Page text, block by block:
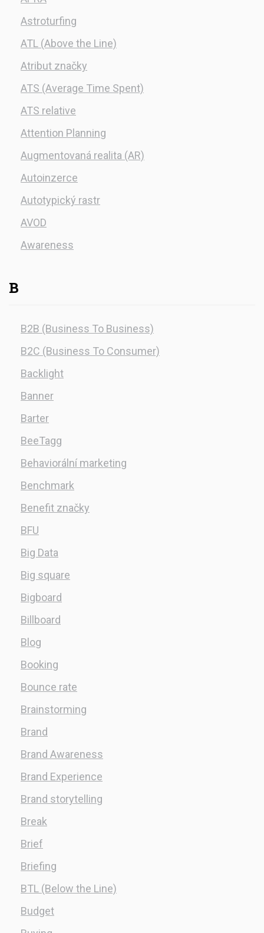
Astroturfing
ATL (Above the Line)
Atribut značky
ATS (Average Time Spent)
ATS relative
Attention Planning
Augmentovaná realita (AR)
Autoinzerce
Autotypický rastr
AVOD
Awareness
B
B2B (Business To Business)
B2C (Business To Consumer)
Backlight
Banner
Barter
BeeTagg
Behaviorální marketing
Benchmark
Benefit značky
BFU
Big Data
Big square
Bigboard
Billboard
Blog
Booking
Bounce rate
Brainstorming
Brand
Brand Awareness
Brand Experience
Brand storytelling
Break
Brief
Briefing
BTL (Below the Line)
Budget